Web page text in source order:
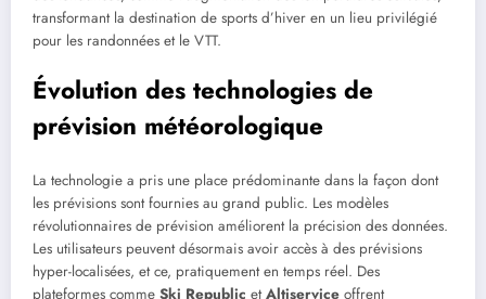
transformant la destination de sports d’hiver en un lieu privilégié
pour les randonnées et le VTT.
Évolution des technologies de
prévision météorologique
La technologie a pris une place prédominante dans la façon dont
les prévisions sont fournies au grand public. Les modèles
révolutionnaires de prévision améliorent la précision des données.
Les utilisateurs peuvent désormais avoir accès à des prévisions
hyper-localisées, et ce, pratiquement en temps réel. Des
plateformes comme Ski Republic etAltiservice offrent